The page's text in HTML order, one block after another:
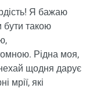
Я бажаю
бути такою
Рідна моя,
щодня дарує
мрії, які